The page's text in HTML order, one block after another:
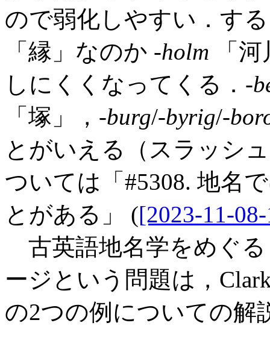
ので弱化しやすい．す
「縁」なのか -holm 「
しにくくなってくる．-
「塚」，-burg/-byrig/-
とがいえる（スラッシ
ついては「#5308. 地名
とがある」 ([2023-11-
古英語地名学をめぐ
ージという問題は，
の2つの例についての解